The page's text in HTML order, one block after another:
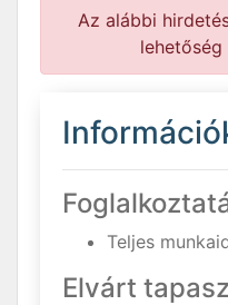
Az alábbi
lehetőség
Teljes
Elvárt